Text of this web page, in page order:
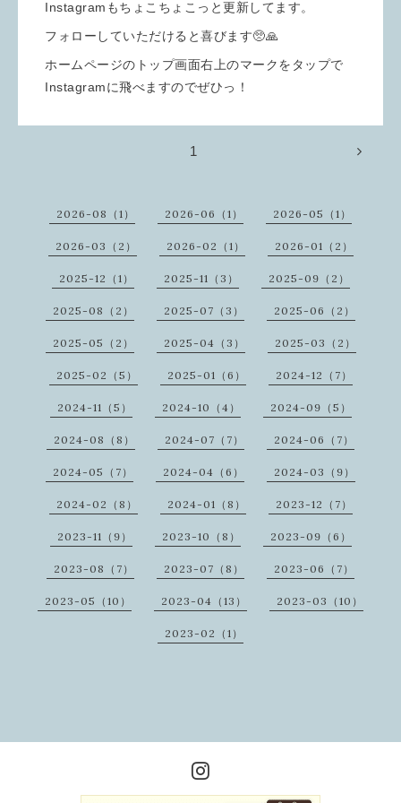
Instagramもちょこちょこっと更新してます。
フォローしていただけると喜びます🥺🙏
ホームページのトップ画面右上のマークをタップで
Instagramに飛べますのでぜひっ！
1
2026-08（1） 2026-06（1） 2026-05（1）
2026-03（2） 2026-02（1） 2026-01（2）
2025-12（1） 2025-11（3） 2025-09（2）
2025-08（2） 2025-07（3） 2025-06（2）
2025-05（2） 2025-04（3） 2025-03（2）
2025-02（5） 2025-01（6） 2024-12（7）
2024-11（5） 2024-10（4） 2024-09（5）
2024-08（8） 2024-07（7） 2024-06（7）
2024-05（7） 2024-04（6） 2024-03（9）
2024-02（8） 2024-01（8） 2023-12（7）
2023-11（9） 2023-10（8） 2023-09（6）
2023-08（7） 2023-07（8） 2023-06（7）
2023-05（10） 2023-04（13） 2023-03（10）
2023-02（1）